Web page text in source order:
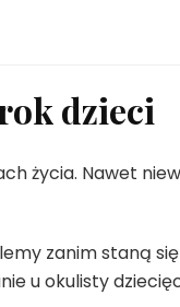
dzieci
życia. Nawet
zanim staną
u okulisty